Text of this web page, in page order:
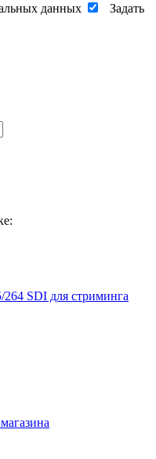
данных
Задать
SDI для стриминга